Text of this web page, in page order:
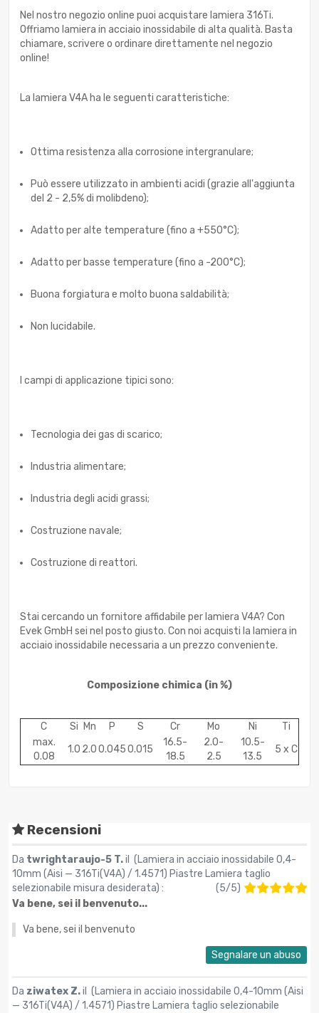
Nel nostro negozio online puoi acquistare lamiera 316Ti.
Offriamo lamiera in acciaio inossidabile di alta qualità. Basta
chiamare, scrivere o ordinare direttamente nel negozio
online!
La lamiera V4A ha le seguenti caratteristiche:
Ottima resistenza alla corrosione intergranulare;
Può essere utilizzato in ambienti acidi (grazie all'aggiunta
del 2 - 2,5% di molibdeno);
Adatto per alte temperature (fino a +550°C);
Adatto per basse temperature (fino a -200°C);
Buona forgiatura e molto buona saldabilità;
Non lucidabile.
I campi di applicazione tipici sono:
Tecnologia dei gas di scarico;
Industria alimentare;
Industria degli acidi grassi;
Costruzione navale;
Costruzione di reattori.
Stai cercando un fornitore affidabile per lamiera V4A? Con
Evek GmbH sei nel posto giusto. Con noi acquisti la lamiera in
acciaio inossidabile necessaria a un prezzo conveniente.
Composizione chimica (in %)
C Si Mn P S Cr Mo Ni
Ti
max.
0.08
1.0 2.00.0450.015
16.5-
18.5
2.0-
2.5
10.5-
13.5
5 x C
Recensioni
Da twrightaraujo-5 T.il (Lamiera in acciaio inossidabile 0,4-
10mm (Aisi — 316Ti(V4A) / 1.4571) Piastre Lamiera taglio
selezionabile misura desiderata) : (5/5)
Va bene, sei il benvenuto...
Va bene, sei il benvenuto
Segnalare un abuso
Da ziwatex Z.il (Lamiera in acciaio inossidabile 0,4-10mm (Aisi
— 316Ti(V4A) / 1.4571) Piastre Lamiera taglio selezionabile